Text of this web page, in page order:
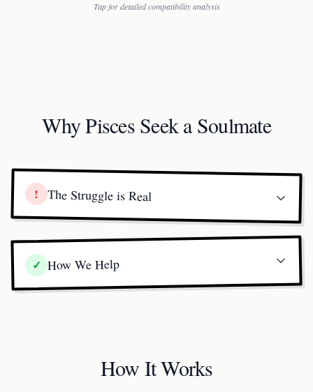
Tap for detailed compatibility analysis
Why Pisces Seek a Soulmate
! The Struggle is Real
✓ How We Help
How It Works